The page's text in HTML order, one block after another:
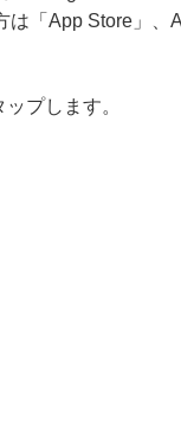
「App Store」、
プします。